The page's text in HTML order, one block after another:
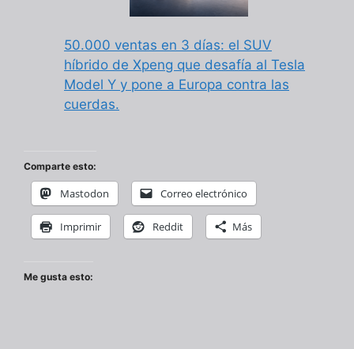
50.000 ventas en 3 días: el SUV
híbrido de Xpeng que desafía al Tesla
Model Y y pone a Europa contra las
cuerdas.
Comparte esto:
Mastodon Correo electrónico
Imprimir Reddit Más
Me gusta esto: